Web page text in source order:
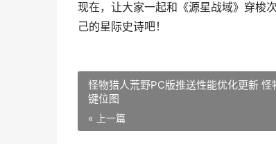
现在，让大家一起和《源星战域》穿梭
己的星际史诗吧！
怪物猎人荒野PC版推送性能优化更新 怪
键位图
« 上一篇